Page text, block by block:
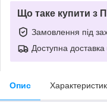
Що таке купити з
Замовлення під
Доступна доставка
Опис